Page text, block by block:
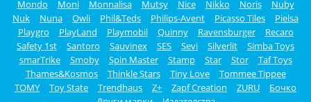
Mondo
Moni Monnalisa Mutsy Nice Nikko Noris
Nuby
Nuk
Nuna Owli Phil&Teds Philips-Avent Picasso Tiles
Pielsa
Playgro
PlayLand Playmobil Quinny Ravensburger
Recaro
Safety 1st
Santoro Sauvinex SES Sevi Silverlit
Simba Toys
smarTrike
Smoby Spin Master Stamp Star Stor
Taf Toys
Thames&Kosmos
Thinkle Stars Tiny Love
Tommee Tippee
TOMY
Toy State Trendhaus Z+ Zapf Creation ZURU
Бочко